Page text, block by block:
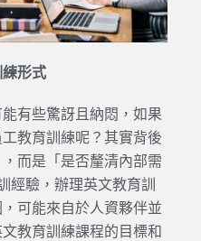
形式
有些驚訝且納悶，如果
教育訓練呢？其實背後
而是「是否釐清內部需
經驗，辦理英文教育訓
可能來自於人資夥伴並
教育訓練課程的目標和